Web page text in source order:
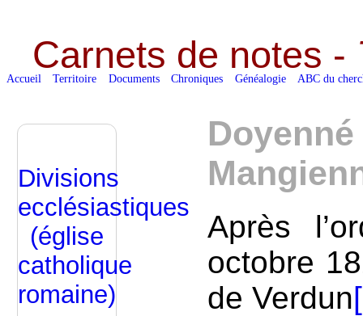
Carnets de notes -
Accueil Territoire Documents Chroniques Généalogie ABC du
Après
octobre
de Verdun
Divisions
ecclésiastiques
(église
catholique
romaine)